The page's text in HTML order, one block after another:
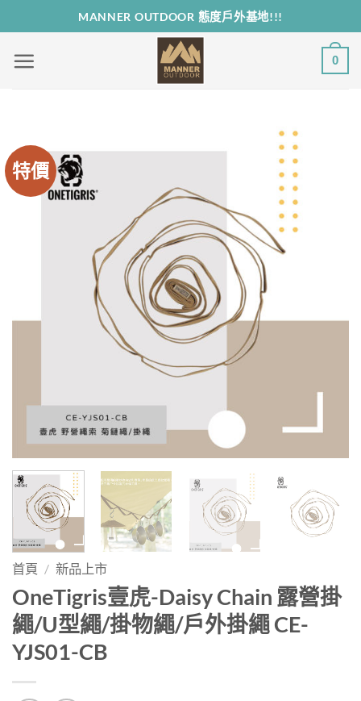
to
content
MANNER OUTDOOR 態度戶外基地!!!
0
特價
首頁 / 新品上市
OneTigris壹虎-Daisy Chain 露營掛
繩/U型繩/掛物繩/戶外掛繩 CE-
YJS01-CB